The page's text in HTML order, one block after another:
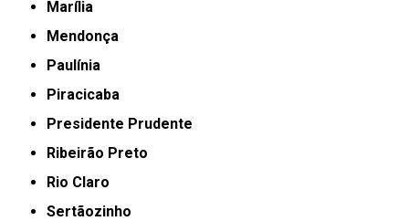
Marília
Mendonça
Paulínia
Piracicaba
Presidente Prudente
Ribeirão Preto
Rio Claro
Sertãozinho